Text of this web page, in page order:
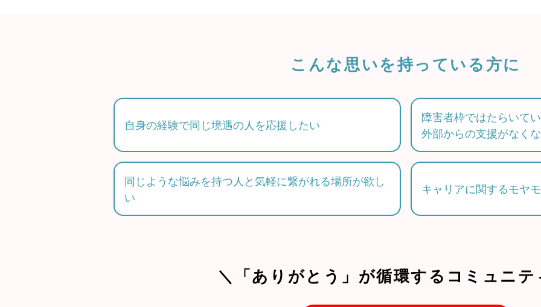
こんな思いを持っている方に
自身の経験で同じ境遇の人を応援したい
障害者枠ではたらいて
外部からの支援がなく
同じような悩みを持つ人と気軽に繋がれる場所が欲し
い
キャリアに関するモヤ
＼「ありがとう」が循環するコミュニ